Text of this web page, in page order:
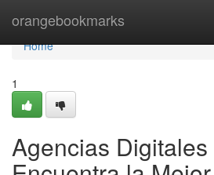
orangebookmarks
Home
Home
1
Agencias